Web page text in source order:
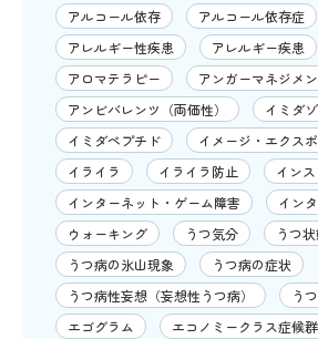
アルコール依存
アルコール依存症
アレルギー性疾患
アレルギー疾患
アロマテラピー
アンガーマネジメ
アンビバレンツ（両価性）
イミダ
イミダペプチド
イメージ・エクス
イライラ
イライラ防止
イン
インターネット・ゲーム障害
イン
ウォーキング
うつ気分 うつ
うつ病の氷山現象
うつ病の症状
うつ病性妄想（妄想性うつ病）
う
エゴグラム
エコノミークラス症候群